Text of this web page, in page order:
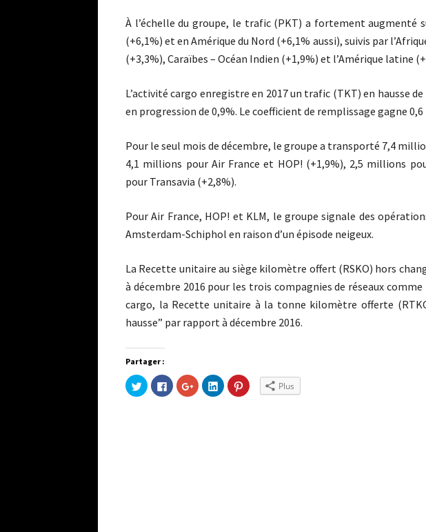
À l’échelle du groupe, le trafic (PKT) a fortement augmenté
(+6,1%) et en Amérique du Nord (+6,1% aussi), suivis par
(+3,3%), Caraïbes – Océan Indien (+1,9%) et l’Amérique latine
L’activité cargo enregistre en 2017 un trafic (TKT) en hausse
en progression de 0,9%. Le coefficient de remplissage gagne
Pour le seul mois de décembre, le groupe a transporté 7,4
4,1 millions pour Air France et HOP! (+1,9%), 2,5 millions
pour Transavia (+2,8%).
Pour Air France, HOP! et KLM, le groupe signale des
Amsterdam-Schiphol en raison d’un épisode neigeux.
La Recette unitaire au siège kilomètre offert (RSKO) hors
à décembre 2016 pour les trois compagnies de réseaux
cargo, la Recette unitaire à la tonne kilomètre offerte
hausse” par rapport à décembre 2016.
Partager :
Cliquez
pour
partager
Cliquez
pour
partager
Cliquez
pour
partager
Cliquez
pour
partager
Cliquez
pour Plus